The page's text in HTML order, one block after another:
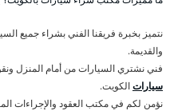
نتميز بخبرة فريقنا الفني بشراء جميع
والقديمة.
فني نشتري السيارات من أمام المنزل
سياراتالكويت.
نؤمن لكم في مكتب العقود والإجراءات